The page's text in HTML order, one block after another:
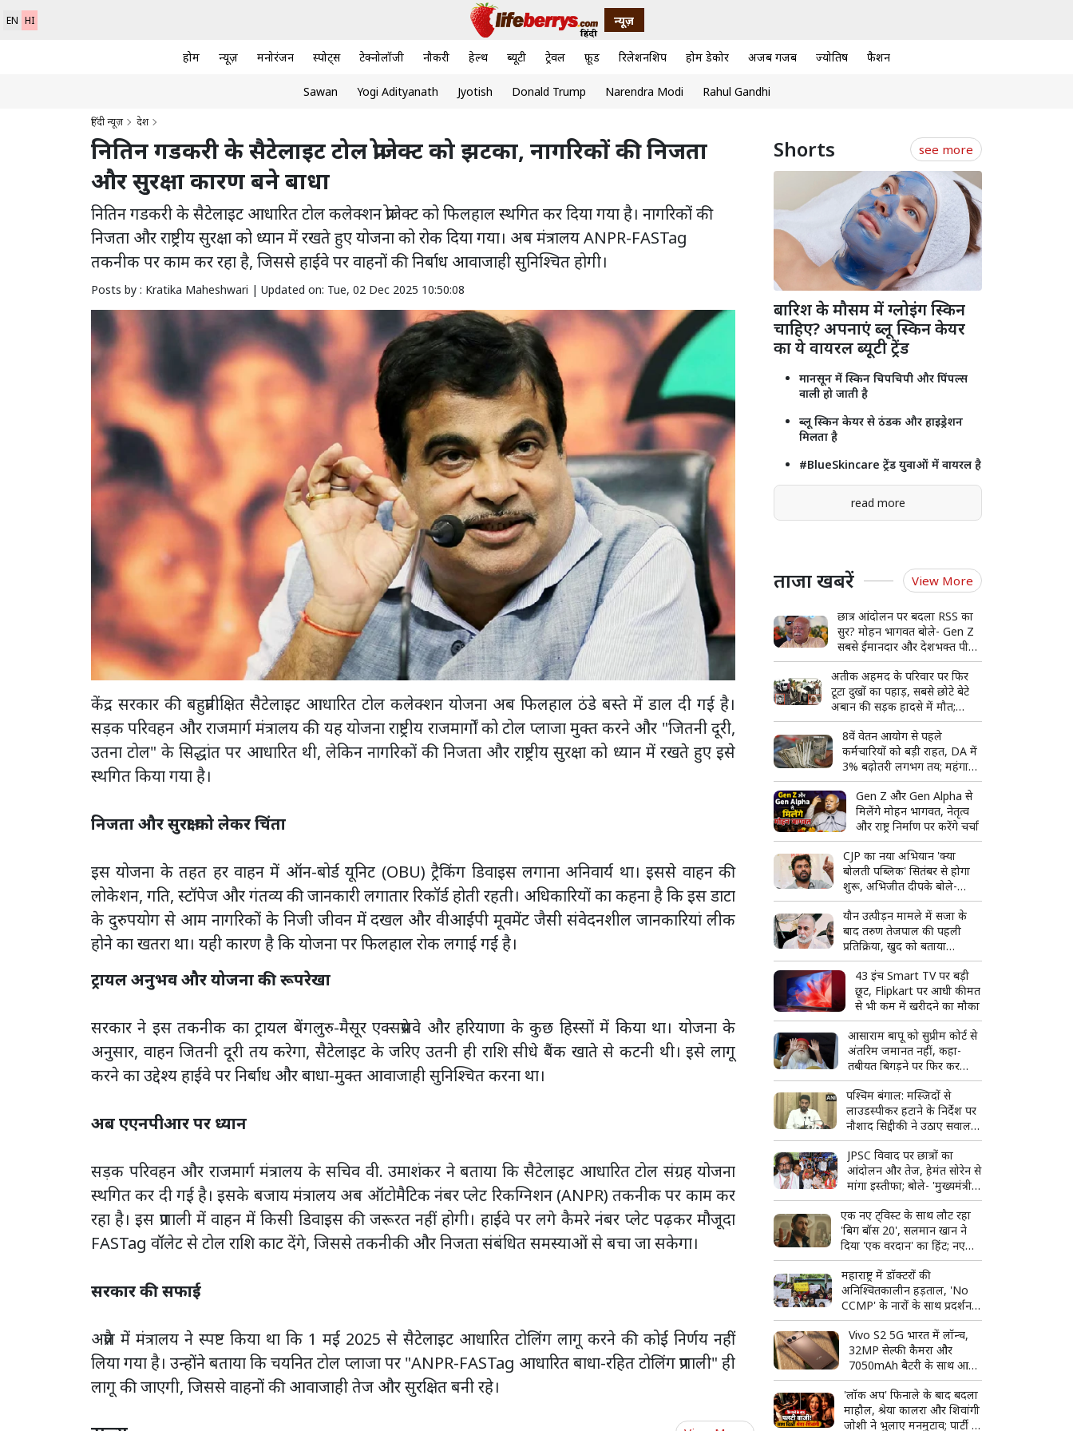
EN HI न्यूज़
होम न्यूज़ मनोरंजन स्पोर्ट्स टेक्नोलॉजी नौकरी हेल्थ ब्यूटी ट्रेवल फ़ूड रिलेशनशिप होम डेकोर अजब गजब ज्योतिष फैशन
Sawan Yogi Adityanath Jyotish Donald Trump Narendra Modi Rahul Gandhi
हिंदी न्यूज़ देश
नितिन गडकरी के सैटेलाइट टोल प्रोजेक्ट को झटका, नागरिकों की निजता
और सुरक्षा कारण बने बाधा
नितिन गडकरी के सैटेलाइट आधारित टोल कलेक्शन प्रोजेक्ट को फिलहाल स्थगित कर दिया गया है। नागरिकों की
निजता और राष्ट्रीय सुरक्षा को ध्यान में रखते हुए योजना को रोक दिया गया। अब मंत्रालय ANPR-FASTag
तकनीक पर काम कर रहा है, जिससे हाईवे पर वाहनों की निर्बाध आवाजाही सुनिश्चित होगी।
Posts by : Kratika Maheshwari | Updated on: Tue, 02 Dec 2025 10:50:08
केंद्र सरकार की बहुप्रतीक्षित सैटेलाइट आधारित टोल कलेक्शन योजना अब फिलहाल ठंडे बस्ते में डाल दी गई है।
सड़क परिवहन और राजमार्ग मंत्रालय की यह योजना राष्ट्रीय राजमार्गों को टोल प्लाजा मुक्त करने और "जितनी दूरी,
उतना टोल" के सिद्धांत पर आधारित थी, लेकिन नागरिकों की निजता और राष्ट्रीय सुरक्षा को ध्यान में रखते हुए इसे
स्थगित किया गया है।
निजता और सुरक्षा को लेकर चिंता
इस योजना के तहत हर वाहन में ऑन-बोर्ड यूनिट (OBU) ट्रैकिंग डिवाइस लगाना अनिवार्य था। इससे वाहन की
लोकेशन, गति, स्टॉपेज और गंतव्य की जानकारी लगातार रिकॉर्ड होती रहती। अधिकारियों का कहना है कि इस डाटा
के दुरुपयोग से आम नागरिकों के निजी जीवन में दखल और वीआईपी मूवमेंट जैसी संवेदनशील जानकारियां लीक
होने का खतरा था। यही कारण है कि योजना पर फिलहाल रोक लगाई गई है।
ट्रायल अनुभव और योजना की रूपरेखा
सरकार ने इस तकनीक का ट्रायल बेंगलुरु-मैसूर एक्सप्रेसवे और हरियाणा के कुछ हिस्सों में किया था। योजना के
अनुसार, वाहन जितनी दूरी तय करेगा, सैटेलाइट के जरिए उतनी ही राशि सीधे बैंक खाते से कटनी थी। इसे लागू
करने का उद्देश्य हाईवे पर निर्बाध और बाधा-मुक्त आवाजाही सुनिश्चित करना था।
अब एएनपीआर पर ध्यान
सड़क परिवहन और राजमार्ग मंत्रालय के सचिव वी. उमाशंकर ने बताया कि सैटेलाइट आधारित टोल संग्रह योजना
स्थगित कर दी गई है। इसके बजाय मंत्रालय अब ऑटोमैटिक नंबर प्लेट रिकग्निशन (ANPR) तकनीक पर काम कर
रहा है। इस प्रणाली में वाहन में किसी डिवाइस की जरूरत नहीं होगी। हाईवे पर लगे कैमरे नंबर प्लेट पढ़कर मौजूदा
FASTag वॉलेट से टोल राशि काट देंगे, जिससे तकनीकी और निजता संबंधित समस्याओं से बचा जा सकेगा।
सरकार की सफाई
अप्रैल में मंत्रालय ने स्पष्ट किया था कि 1 मई 2025 से सैटेलाइट आधारित टोलिंग लागू करने की कोई निर्णय नहीं
लिया गया है। उन्होंने बताया कि चयनित टोल प्लाजा पर "ANPR-FASTag आधारित बाधा-रहित टोलिंग प्रणाली" ही
लागू की जाएगी, जिससे वाहनों की आवाजाही तेज और सुरक्षित बनी रहे।
Shorts see more
बारिश के मौसम में ग्लोइंग स्किन
चाहिए? अपनाएं ब्लू स्किन केयर
का ये वायरल ब्यूटी ट्रेंड
मानसून में स्किन चिपचिपी और पिंपल्स
वाली हो जाती है
ब्लू स्किन केयर से ठंडक और हाइड्रेशन
मिलता है
#BlueSkincare ट्रेंड युवाओं में वायरल है
read more
ताजा खबरें View More
छात्र आंदोलन पर बदला RSS का
सुर? मोहन भागवत बोले- Gen Z
सबसे ईमानदार और देशभक्त पीढ़ी,
संवाद की कमी से हुआ आंदोलन
अतीक अहमद के परिवार पर फिर
टूटा दुखों का पहाड़, सबसे छोटे बेटे
अबान की सड़क हादसे में मौत;
अपराध से सत्ता तक और फिर
बिखरते कुनबे की पूरी कहानी
8वें वेतन आयोग से पहले
कर्मचारियों को बड़ी राहत, DA में
3% बढ़ोतरी लगभग तय; महंगाई
भत्ता 63% पहुंचने की उम्मीद
Gen Z और Gen Alpha से
मिलेंगे मोहन भागवत, नेतृत्व
और राष्ट्र निर्माण पर करेंगे चर्चा
CJP का नया अभियान 'क्या
बोलती पब्लिक' सितंबर से होगा
शुरू, अभिजीत दीपके बोले-
जनता की आवाज सीधे सुनेंगे
यौन उत्पीड़न मामले में सजा के
बाद तरुण तेजपाल की पहली
प्रतिक्रिया, खुद को बताया
राजनीतिक साजिश का शिकार
43 इंच Smart TV पर बड़ी
छूट, Flipkart पर आधी कीमत
से भी कम में खरीदने का मौका
आसाराम बापू को सुप्रीम कोर्ट से
अंतरिम जमानत नहीं, कहा-
तबीयत बिगड़ने पर फिर कर
सकते हैं आवेदन
पश्चिम बंगाल: मस्जिदों से
लाउडस्पीकर हटाने के निर्देश पर
नौशाद सिद्दीकी ने उठाए सवाल,
बोले- लिखित में दें
JPSC विवाद पर छात्रों का
आंदोलन और तेज, हेमंत सोरेन से
मांगा इस्तीफा; बोले- 'मुख्यमंत्री
पद के योग्य नहीं'
एक नए ट्विस्ट के साथ लौट रहा
'बिग बॉस 20', सलमान खान ने
दिया 'एक वरदान' का हिंट; नए
प्रोमो ने बढ़ाई फैंस की उत्सुकता
महाराष्ट्र में डॉक्टरों की
अनिश्चितकालीन हड़ताल, 'No
CCMP' के नारों के साथ प्रदर्शन;
बॉम्बे हाईकोर्ट ने लिया स्वत: संज्ञान
Vivo S2 5G भारत में लॉन्च,
32MP सेल्फी कैमरा और
7050mAh बैटरी के साथ आया
नया स्मार्टफोन
'लॉक अप' फिनाले के बाद बदला
माहौल, श्रेया कालरा और शिवांगी
जोशी ने भुलाए मनमुटाव; पार्टी में